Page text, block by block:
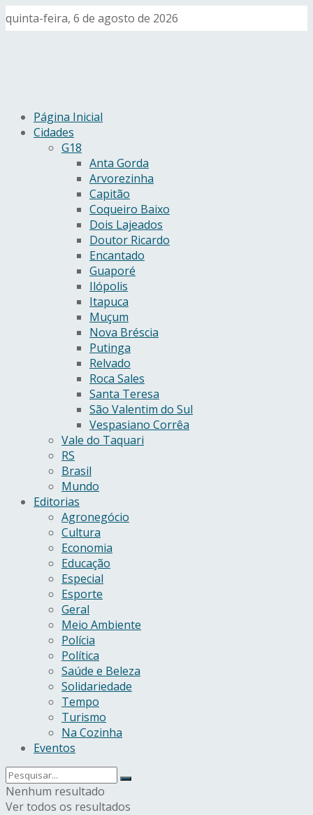
quinta-feira, 6 de agosto de 2026
Página Inicial
Cidades
G18
Anta Gorda
Arvorezinha
Capitão
Coqueiro Baixo
Dois Lajeados
Doutor Ricardo
Encantado
Guaporé
Ilópolis
Itapuca
Muçum
Nova Bréscia
Putinga
Relvado
Roca Sales
Santa Teresa
São Valentim do Sul
Vespasiano Corrêa
Vale do Taquari
RS
Brasil
Mundo
Editorias
Agronegócio
Cultura
Economia
Educação
Especial
Esporte
Geral
Meio Ambiente
Polícia
Política
Saúde e Beleza
Solidariedade
Tempo
Turismo
Na Cozinha
Eventos
Nenhum resultado
Ver todos os resultados